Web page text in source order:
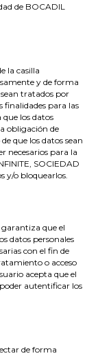
de BOCADIL
la casilla
y de forma
tratados por
finalidades para las
los datos
obligación de
que los datos sean
necesarios para la
SOCIEDAD
y/o bloquearlos.
garantiza que el
datos personales
con el fin de
o acceso
acepta que el
autentificar los
de forma